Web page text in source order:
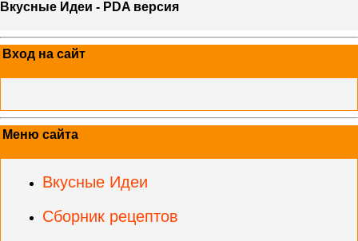
Вкусные Идеи - PDA версия
Вход на сайт
Меню сайта
Вкусные Идеи
Сборник рецептов